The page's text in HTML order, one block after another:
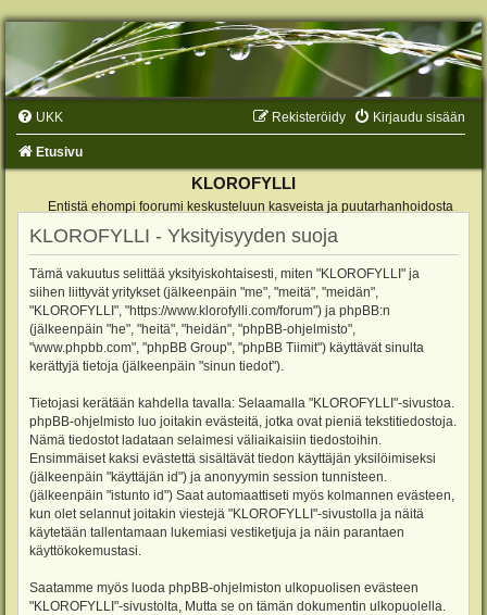
UKK Kirjaudu sisään
Rekisteröidy
Etusivu
KLOROFYLLI
Entistä ehompi foorumi keskusteluun kasveista ja puutarhanhoidosta
KLOROFYLLI - Yksityisyyden suoja
Tämä vakuutus selittää yksityiskohtaisesti, miten "KLOROFYLLI" ja
siihen liittyvät yritykset (jälkeenpäin "me", "meitä", "meidän",
"KLOROFYLLI", "https://www.klorofylli.com/forum") ja phpBB:n
(jälkeenpäin "he", "heitä", "heidän", "phpBB-ohjelmisto",
"www.phpbb.com", "phpBB Group", "phpBB Tiimit") käyttävät sinulta
kerättyjä tietoja (jälkeenpäin "sinun tiedot").
Tietojasi kerätään kahdella tavalla: Selaamalla "KLOROFYLLI"-sivustoa.
phpBB-ohjelmisto luo joitakin evästeitä, jotka ovat pieniä tekstitiedostoja.
Nämä tiedostot ladataan selaimesi väliaikaisiin tiedostoihin.
Ensimmäiset kaksi evästettä sisältävät tiedon käyttäjän yksilöimiseksi
(jälkeenpäin "käyttäjän id") ja anonyymin session tunnisteen.
(jälkeenpäin "istunto id") Saat automaattiseti myös kolmannen evästeen,
kun olet selannut joitakin viestejä "KLOROFYLLI"-sivustolla ja näitä
käytetään tallentamaan lukemiasi vestiketjuja ja näin parantaen
käyttökokemustasi.
Saatamme myös luoda phpBB-ohjelmiston ulkopuolisen evästeen
"KLOROFYLLI"-sivustolta, Mutta se on tämän dokumentin ulkopuolella.